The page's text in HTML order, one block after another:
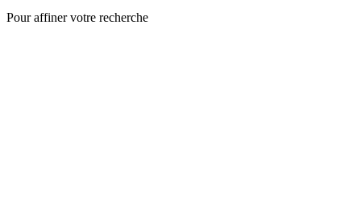
Pour affiner votre recherche